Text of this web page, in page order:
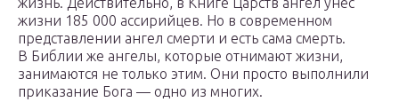
жизни 185 000 ассирийцев. Но в современном
представлении ангел смерти и есть сама смерть.
В Библии же ангелы, которые отнимают жизни,
занимаются не только этим. Они просто выполнили
приказание Бога — одно из многих.